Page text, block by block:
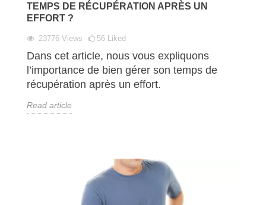
TEMPS DE RÉCUPÉRATION APRÈS UN
EFFORT ?
23776 Views 56 Liked
Dans cet article, nous vous expliquons
l’importance de bien gérer son temps de
récupération après un effort.
Read article